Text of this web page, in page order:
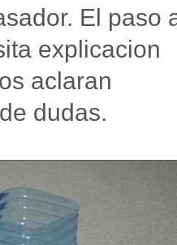
El paso
explicacion
aclaran
dudas.